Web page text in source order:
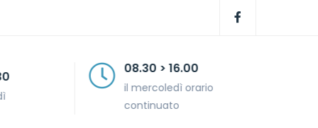
08.30 > 16.00
il mercoledì orario
continuato